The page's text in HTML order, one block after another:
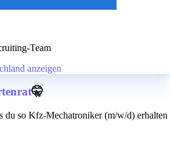
Team
anzeigen
🤫
du so Kfz-Mechatroniker (m/w/d) erhalten